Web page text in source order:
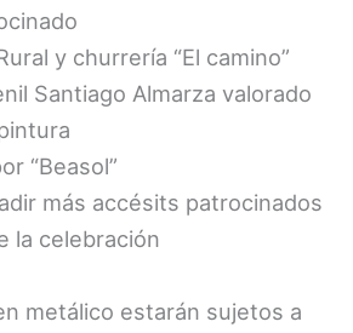
y churrería “El camino”
Santiago Almarza valorado
“Beasol”
más accésits patrocinados
la celebración
metálico estarán sujetos a